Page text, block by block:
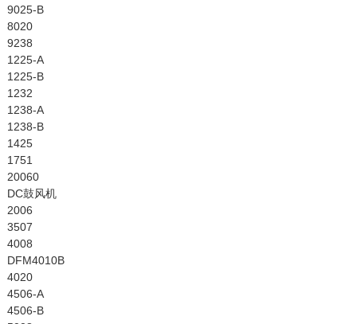
9025-B
8020
9238
1225-A
1225-B
1232
1238-A
1238-B
1425
1751
20060
DC鼓风机
2006
3507
4008
DFM4010B
4020
4506-A
4506-B